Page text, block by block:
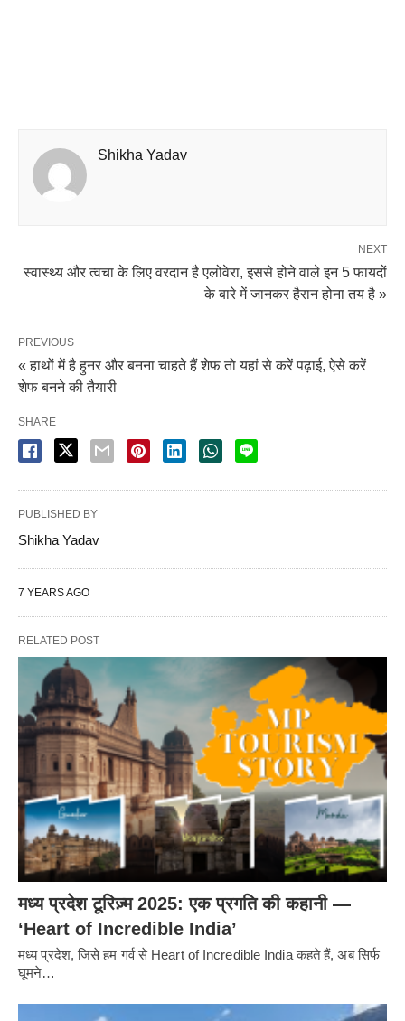
Shikha Yadav
NEXT
स्वास्थ्य और त्वचा के लिए वरदान है एलोवेरा, इससे होने वाले इन 5 फायदों
के बारे में जानकर हैरान होना तय है »
PREVIOUS
« हाथों में है हुनर और बनना चाहते हैं शेफ तो यहां से करें पढ़ाई, ऐसे करें
शेफ बनने की तैयारी
SHARE
PUBLISHED BY
Shikha Yadav
7 YEARS AGO
RELATED POST
मध्य प्रदेश टूरिज़्म 2025: एक प्रगति की कहानी —
‘Heart of Incredible India’
मध्य प्रदेश, जिसे हम गर्व से Heart of Incredible India कहते हैं, अब सिर्फ
घूमने…